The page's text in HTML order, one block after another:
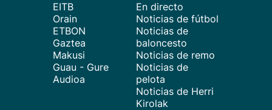
EITB
Orain
ETBON
Gaztea
Makusi
Guau - Gure
Audioa
En directo
Noticias de fútbol
Noticias de
baloncesto
Noticias de remo
Noticias de
pelota
Noticias de Herri
Kirolak